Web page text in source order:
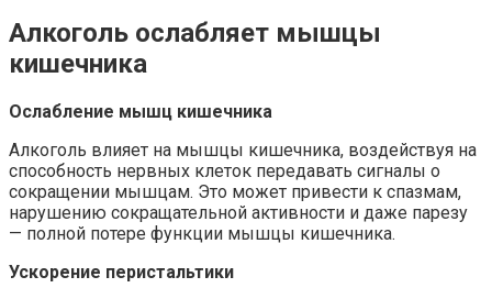
Алкоголь ослабляет мышцы
кишечника
Ослабление мышц кишечника
Алкоголь влияет на мышцы кишечника, воздействуя на
способность нервных клеток передавать сигналы о
сокращении мышцам. Это может привести к спазмам,
нарушению сокращательной активности и даже парезу
— полной потере функции мышцы кишечника.
Ускорение перистальтики